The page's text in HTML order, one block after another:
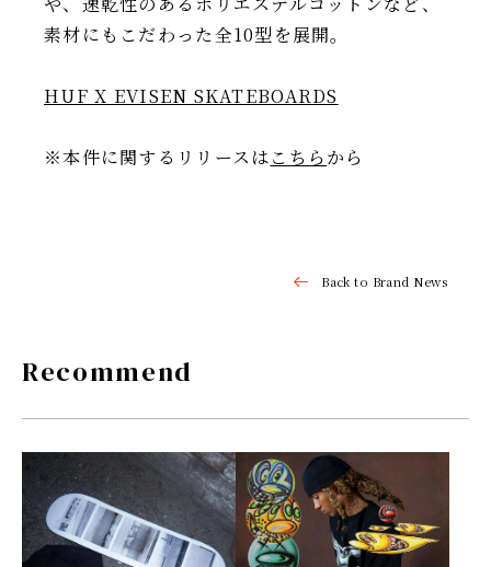
素材にもこだわった全10型を展開。
HUF X EVISEN SKATEBOARDS
※本件に関するリリースはこちら から
Back to Brand News
Recommend